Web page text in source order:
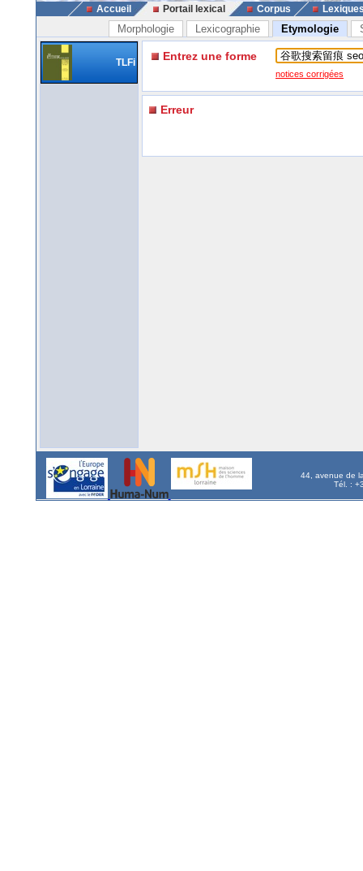
Accueil Portail lexical Corpus
Morphologie Lexicographie Etymologie
TLFi Entrez une forme
notices corrigées
Erreur
44, avenue de
Tél. :